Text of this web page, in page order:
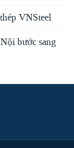
VNSteel
bước sang